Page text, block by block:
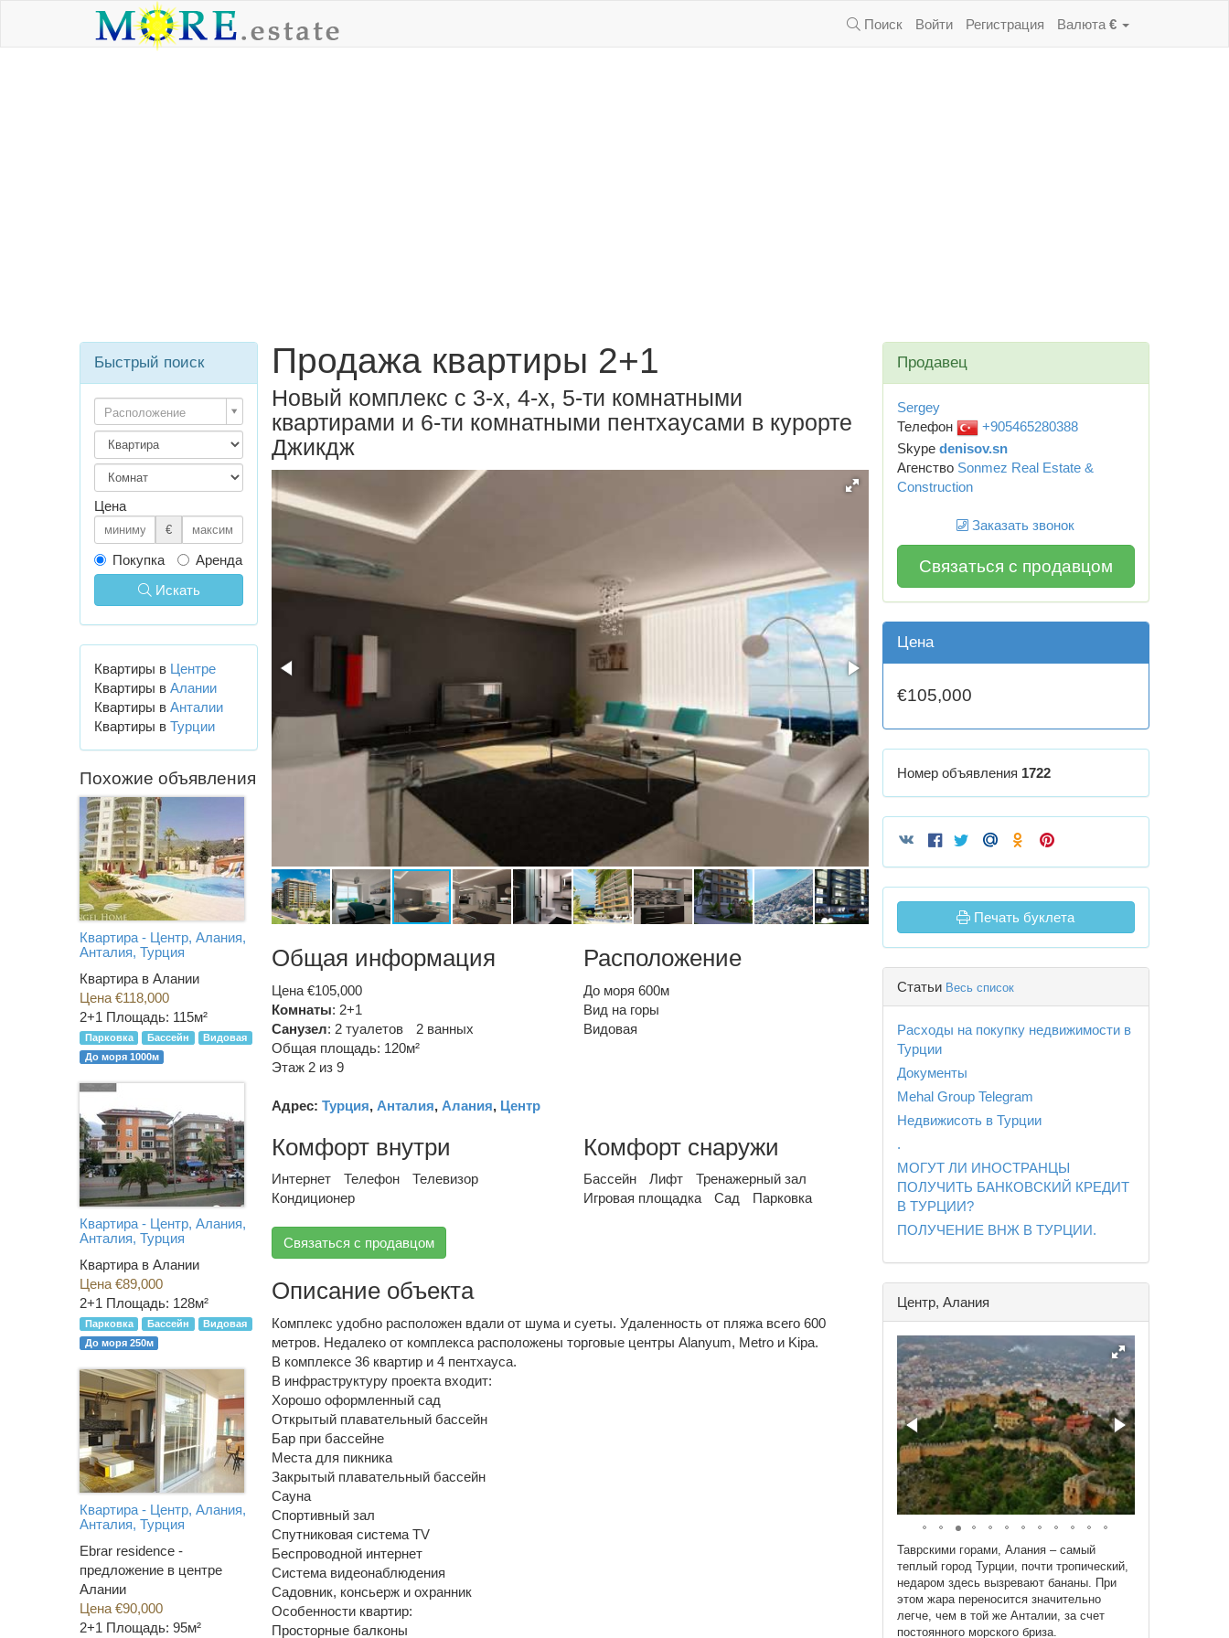
Поиск Войти Регистрация Валюта €
Продажа квартиры 2+1
Новый комплекс с 3-х, 4-х, 5-ти комнатными
квартирами и 6-ти комнатными пентхаусами в курорте
Джикдж
Общая информация
Цена €105,000
Комнаты: 2+1
Санузел: 2 туалетов
2 ванных
Общая площадь: 120м²
Этаж 2 из 9
Адрес: Турция, Анталия, Алания, Центр
Расположение
До моря 600м
Вид на горы
Видовая
Комфорт внутри
Интернет Телефон
Телевизор
Кондиционер
Комфорт снаружи
Бассейн Лифт
Тренажерный зал
Игровая площадка
Сад Парковка
Связаться с продавцом
Описание объекта
Комплекс удобно расположен вдали от шума и суеты. Удаленность от пляжа всего 600
метров. Недалеко от комплекса расположены торговые центры Alanyum, Metro и Kipa.
В комплексе 36 квартир и 4 пентхауса.
В инфраструктуру проекта входит:
Хорошо оформленный сад
Открытый плавательный бассейн
Бар при бассейне
Места для пикника
Закрытый плавательный бассейн
Сауна
Спортивный зал
Спутниковая система TV
Беспроводной интернет
Система видеонаблюдения
Садовник, консьерж и охранник
Особенности квартир:
Просторные балконы
Продавец
Sergey
Телефон
+905465280388
Skype denisov.sn
Агенство Sonmez Real Estate &
Construction
Заказать звонок
Связаться с продавцом
Цена
€105,000
Номер объявления 1722
Печать буклета
Статьи Весь список
Расходы на покупку недвижимости в
Турции
Документы
Mehal Group Telegram
Недвижисоть в Турции
.
МОГУТ ЛИ ИНОСТРАНЦЫ
ПОЛУЧИТЬ БАНКОВСКИЙ КРЕДИТ
В ТУРЦИИ?
ПОЛУЧЕНИЕ ВНЖ В ТУРЦИИ.
Центр, Алания
Таврскими горами, Алания – самый
теплый город Турции, почти тропический,
недаром здесь вызревают бананы. При
этом жара переносится значительно
легче, чем в той же Анталии, за счет
постоянного морского бриза.
Быстрый поиск
Расположение
Цена
€
Покупка
Аренда
Искать
Квартиры в Центре
Квартиры в Алании
Квартиры в Анталии
Квартиры в Турции
Похожие объявления
Квартира - Центр, Алания,
Анталия, Турция
Квартира в Алании
Цена €118,000
2+1 Площадь: 115м²
Парковка Бассейн
Видовая
До моря 1000м
Квартира - Центр, Алания,
Анталия, Турция
Квартира в Алании
Цена €89,000
2+1 Площадь: 128м²
Парковка Бассейн
Видовая
До моря 250м
Квартира - Центр, Алания,
Анталия, Турция
Ebrar residence -
предложение в центре
Алании
Цена €90,000
2+1 Площадь: 95м²